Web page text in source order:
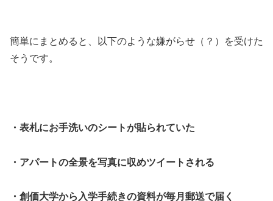
簡単にまとめると、以下のような嫌がらせ（？）を受けた
そうです。
・表札にお手洗いのシートが貼られていた
・アパートの全景を写真に収めツイートされる
・創価大学から入学手続きの資料が毎月郵送で届く